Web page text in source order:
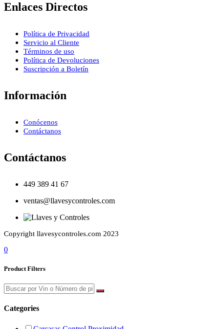
Enlaces Directos
Política de Privacidad
Servicio al Cliente
Términos de uso
Política de Devoluciones
Suscripción a Boletín
Información
Conócenos
Contáctanos
Contáctanos
449 389 41 67
ventas@llavesycontroles.com
Copyright llavesycontroles.com 2023
0
Product Filters
Categories